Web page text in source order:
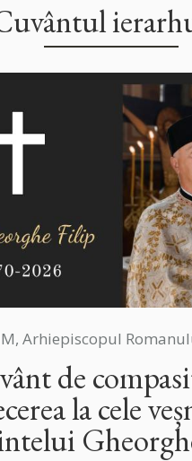
Arhiepiscopul
de
la cele